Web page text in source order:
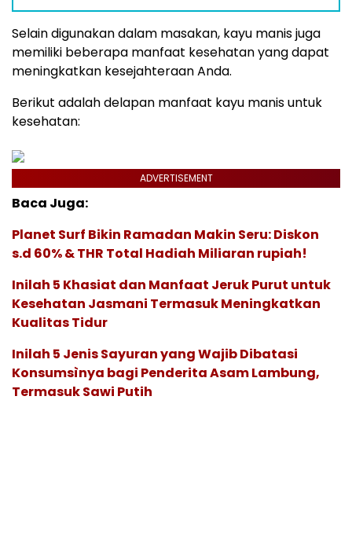
Selain digunakan dalam masakan, kayu manis juga
memiliki beberapa manfaat kesehatan yang dapat
meningkatkan kesejahteraan Anda.
Berikut adalah delapan manfaat kayu manis untuk
kesehatan:
ADVERTISEMENT
Baca Juga:
Planet Surf Bikin Ramadan Makin Seru: Diskon
s.d 60% & THR Total Hadiah Miliaran rupiah!
Inilah 5 Khasiat dan Manfaat Jeruk Purut untuk
Kesehatan Jasmani Termasuk Meningkatkan
Kualitas Tidur
Inilah 5 Jenis Sayuran yang Wajib Dibatasi
Konsumsìnya bagi Penderita Asam Lambung,
Termasuk Sawi Putih